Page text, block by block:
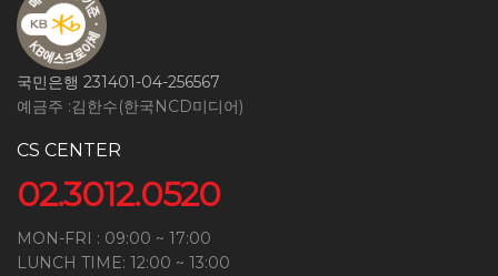
국민은행 231401-04-256567
예금주 :김한수(한국NCD미디어)
CS CENTER
02.3012.0520
MON-FRI : 09:00 ~ 17:00
LUNCH TIME: 12:00 ~ 13:00